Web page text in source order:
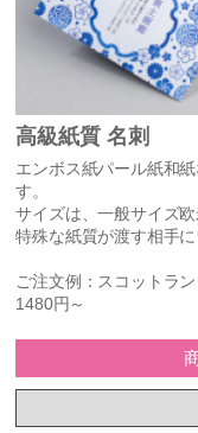
高級紙質 名刺
エンボス紙パール紙和
す。
サイズは、一般サイズ
特殊な紙質が渡す相手
ご注文例：スコットラ
1480円～